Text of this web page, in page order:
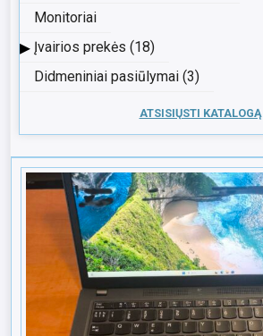
Monitoriai
▸ Įvairios prekės (18)
Didmeniniai pasiūlymai (3)
ATSISIŲSTI KATALOGĄ